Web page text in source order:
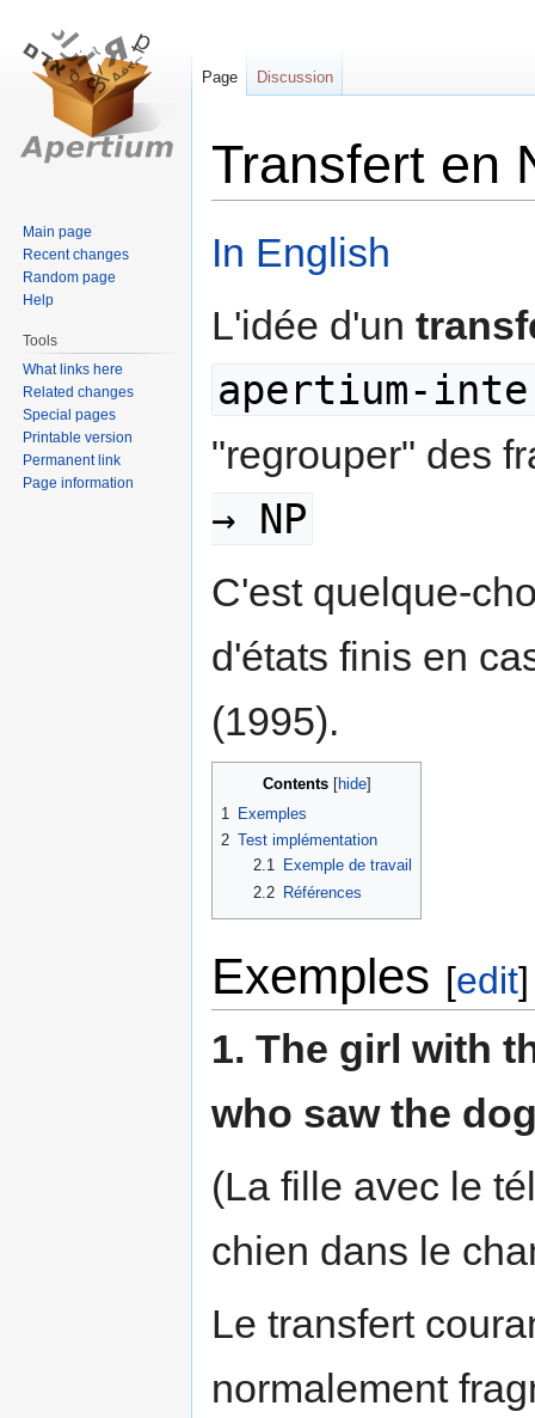
Transfert en
In English
L'idée d'un
apertium-
"regrouper" des
→ NP
C'est quelque-
d'états finis en
(1995).
Contents
1
Exemples
2 Test implémentation
2.1
Exemple de travail
2.2 Références
Exemples [edit]
1. The girl with
who saw the
(La fille avec le
chien dans le
Le transfert
normalement
Page Discussion
Main page
Recent changes
Random page
Help
Tools
What links here
Related changes
Special pages
Printable version
Permanent link
Page information